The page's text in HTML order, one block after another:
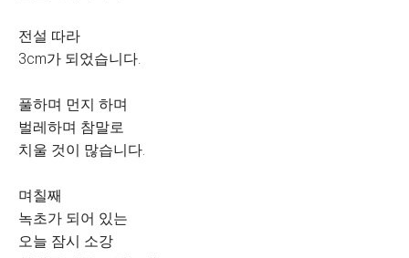
전설 따라
3cm가 되었습니다.
풀하며 먼지 하며
벌레하며 참말로
치울 것이 많습니다.
며칠째
녹초가 되어 있는
오늘 잠시 소강